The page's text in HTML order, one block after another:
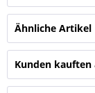
Ähnliche Artikel
Kunden kauften